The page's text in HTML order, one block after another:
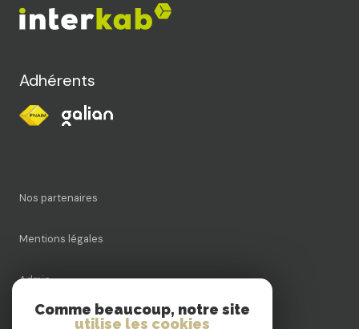
Adhérents
Nos partenaires
Mentions légales
Admin
Nos honoraires
Comme beaucoup, notre site
utilise les cookies